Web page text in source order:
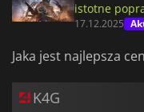
istotne
17.12.2025
Jaka jest najlepsza
K4G